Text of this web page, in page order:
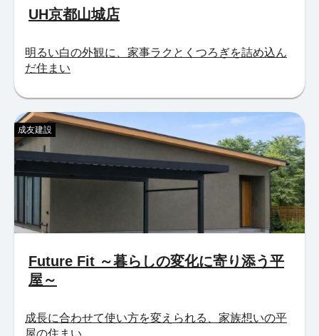
UH京都山城店
明るい白の外観に、家事ラクとくつろぎを詰め込ん
だ住まい
Future Fit ～暮らしの変化に寄り添う平
屋～
成友建設
成長に合わせて使い方を変えられる、家族想いの平
屋の住まい